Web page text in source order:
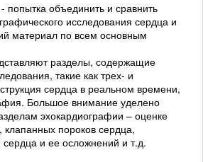
попытка объединить и сравнить
исследования сердца и
материал по всем основным
разделы, содержащие
такие как трех- и
сердца в реальном времени,
Большое внимание уделено
эхокардиографии – оценке
клапанных пороков сердца,
и ее осложнений и т.д.